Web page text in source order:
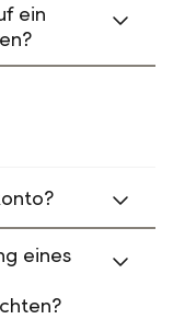
ein
eines